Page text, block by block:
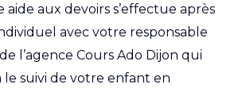
aide aux devoirs s’effectue après
avec votre responsable
l’agence Cours Ado Dijon qui
le suivi de votre enfant en